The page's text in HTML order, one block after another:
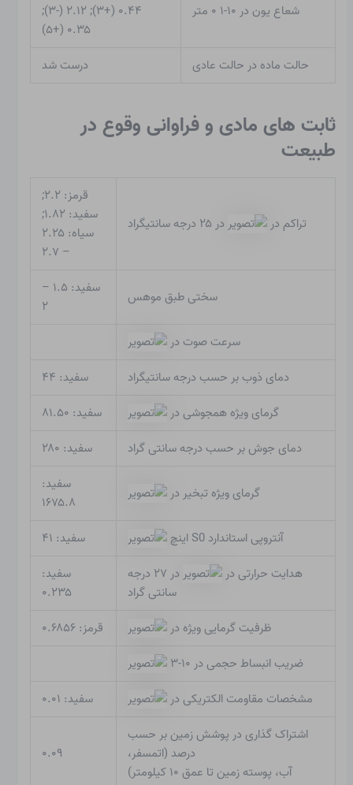
شعاع یون در ۱۰-۱ ۰ متر
۰.۴۴ (+۳); ۲.۱۲ (-۳);
۰.۳۵ (+۵)
حالت ماده در حالت عادی
درست شد
ثابت های مادی و فراوانی وقوع در
طبیعت
تراکم در در ۲۵ درجه سانتیگراد
قرمز: ۲.۲;
سفید: ۱.۸۲;
سیاه: ۲.۲۵
– ۲.۷
سختی طبق موهس
سفید: ۱.۵ –
۲
سرعت صوت در
دمای ذوب بر حسب درجه سانتیگراد
سفید: ۴۴
گرمای ویژه همجوشی در
سفید: ۸۱.۵۰
دمای جوش بر حسب درجه سانتی گراد
سفید: ۲۸۰
گرمای ویژه تبخیر در
سفید:
۱۶۷۵.۸
آنتروپی استاندارد S0 اینچ
سفید: ۴۱
هدایت حرارتی در
در ۲۷ درجه
سانتی گراد
سفید:
۰.۲۳۵
ظرفیت گرمایی ویژه در
قرمز: ۰.۶۸۵۶
ضریب انبساط حجمی در ۱۰-۳
مشخصات مقاومت الکتریکی در
سفید: ۰.۰۱
اشتراک گذاری در پوشش زمین بر حسب
درصد (اتمسفر،
آب، پوسته زمین تا عمق ۱۰ کیلومتر)
۰.۰۹